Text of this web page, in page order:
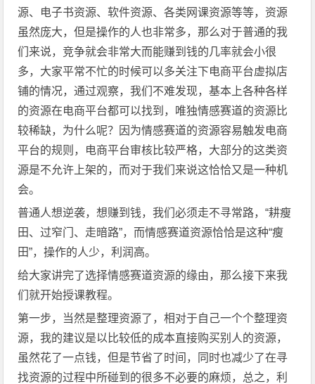
源、电子书资源、软件资源、各类网课资源等等，资源
虽然庞大，但是操作的人也非常多，那么对于普通的我
们来说，竞争就会非常大而能赚到钱的几率就会小很
多，大家平常不忙的时候可以多关注下电商平台虚拟店
铺的情况，通过观察，我们不难发现，基本上各种各样
的资源在电商平台都可以找到，唯独情感赛道的资源比
较稀缺，为什么呢？因为情感赛道的资源容易触发电商
平台的规则，电商平台审核比较严格，大部分的这类资
源是不允许上架的，而对于我们来说这恰恰又是一种机
会。
普通人想逆袭，想赚到钱，我们必须走不寻常路，“耕瘦
田、过窄门、走暗路”，而情感赛道资源恰恰是这种“瘦
田”，操作的人少，利润高。
给大家讲完了选择情感赛道资源的缘由，那么接下来我
们就开始授课教程。
第一步，当然是整理资源了，相对于自己一个个整理资
源，我的建议是以比较低的成本直接购买别人的资源，
虽然花了一点钱，但是节省了时间，同时也减少了在寻
找资源的过程中所碰到的很多不必要的麻烦，总之，利